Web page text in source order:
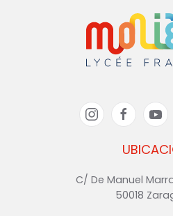
C/ De Manuel
50018